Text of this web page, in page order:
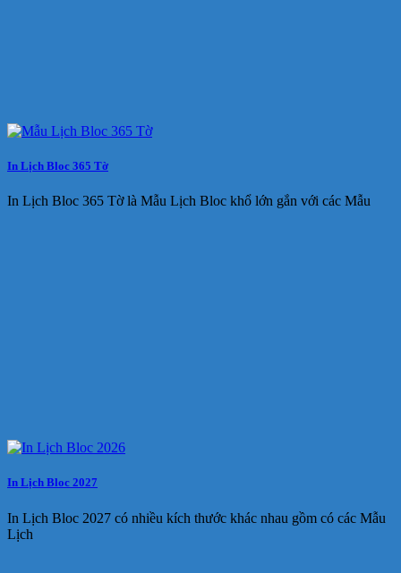
In Lịch Bloc 365 Tờ
In Lịch Bloc 365 Tờ là Mẫu Lịch Bloc khổ lớn gắn với các Mẫu
In Lịch Bloc 2027
In Lịch Bloc 2027 có nhiều kích thước khác nhau gồm có các Mẫu
Lịch